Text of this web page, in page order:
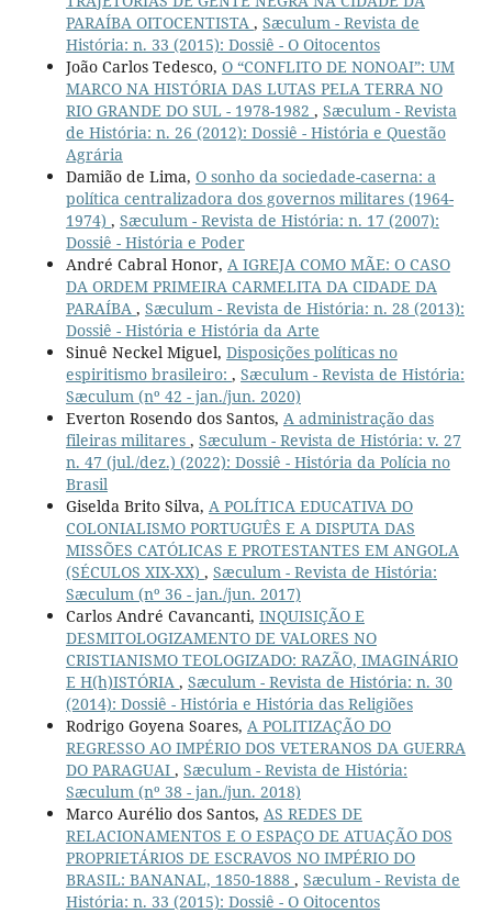
PARAÍBA OITOCENTISTA , Sæculum - Revista de
História: n. 33 (2015): Dossiê - O Oitocentos
João Carlos Tedesco, O “CONFLITO DE NONOAI”: UM
MARCO NA HISTÓRIA DAS LUTAS PELA TERRA NO
RIO GRANDE DO SUL - 1978-1982 , Sæculum - Revista
de História: n. 26 (2012): Dossiê - História e Questão
Agrária
Damião de Lima, O sonho da sociedade-caserna: a
política centralizadora dos governos militares (1964-
1974) , Sæculum - Revista de História: n. 17 (2007):
Dossiê - História e Poder
André Cabral Honor, A IGREJA COMO MÃE: O CASO
DA ORDEM PRIMEIRA CARMELITA DA CIDADE DA
PARAÍBA , Sæculum - Revista de História: n. 28 (2013):
Dossiê - História e História da Arte
Sinuê Neckel Miguel, Disposições políticas no
espiritismo brasileiro: , Sæculum - Revista de História:
Sæculum (nº 42 - jan./jun. 2020)
Everton Rosendo dos Santos, A administração das
fileiras militares , Sæculum - Revista de História: v. 27
n. 47 (jul./dez.) (2022): Dossiê - História da Polícia no
Brasil
Giselda Brito Silva, A POLÍTICA EDUCATIVA DO
COLONIALISMO PORTUGUÊS E A DISPUTA DAS
MISSÕES CATÓLICAS E PROTESTANTES EM ANGOLA
(SÉCULOS XIX-XX) , Sæculum - Revista de História:
Sæculum (nº 36 - jan./jun. 2017)
Carlos André Cavancanti, INQUISIÇÃO E
DESMITOLOGIZAMENTO DE VALORES NO
CRISTIANISMO TEOLOGIZADO: RAZÃO, IMAGINÁRIO
E H(h)ISTÓRIA , Sæculum - Revista de História: n. 30
(2014): Dossiê - História e História das Religiões
Rodrigo Goyena Soares, A POLITIZAÇÃO DO
REGRESSO AO IMPÉRIO DOS VETERANOS DA GUERRA
DO PARAGUAI , Sæculum - Revista de História:
Sæculum (nº 38 - jan./jun. 2018)
Marco Aurélio dos Santos, AS REDES DE
RELACIONAMENTOS E O ESPAÇO DE ATUAÇÃO DOS
PROPRIETÁRIOS DE ESCRAVOS NO IMPÉRIO DO
BRASIL: BANANAL, 1850-1888 , Sæculum - Revista de
História: n. 33 (2015): Dossiê - O Oitocentos